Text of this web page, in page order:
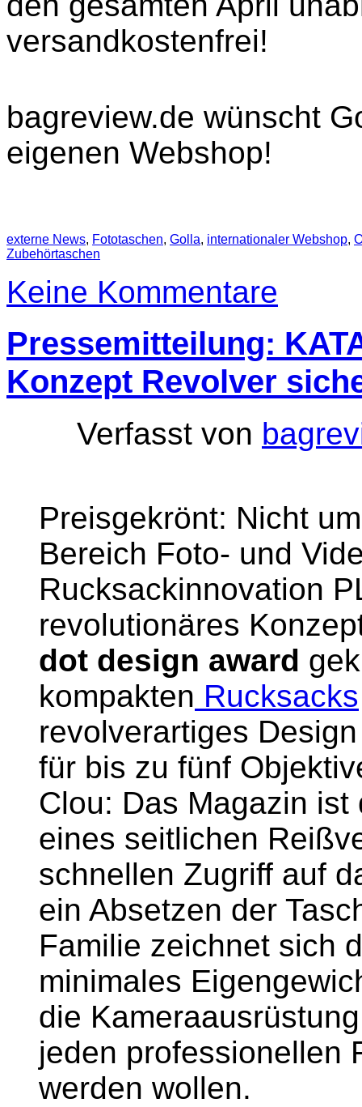
versandkostenfrei!
bagreview.de wünscht
eigenen Webshop!
externe News, Fototaschen, Golla, internationaler Webshop,
Zubehörtaschen
Keine Kommentare
Pressemitteilung:
Konzept Revolver
Verfasst von
Preisgekrönt: Nicht
Bereich Foto- und
Rucksackinnovation
revolutionäres
dot design award
kompakten Rucksacks
revolverartiges
für bis zu fünf
Clou: Das Magazin
eines seitlichen
schnellen Zugriff auf
ein Absetzen der
Familie zeichnet sich
minimales
die
jeden professionellen
werden wollen.